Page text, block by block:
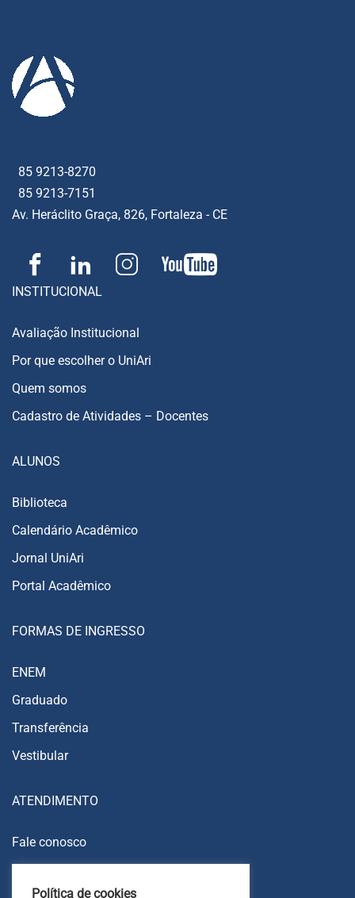
85 9213-8270
85 9213-7151
Av. Heráclito Graça, 826, Fortaleza - CE
INSTITUCIONAL
Avaliação Institucional
Por que escolher o UniAri
Quem somos
Cadastro de Atividades – Docentes
ALUNOS
Biblioteca
Calendário Acadêmico
Jornal UniAri
Portal Acadêmico
FORMAS DE INGRESSO
ENEM
Graduado
Transferência
Vestibular
ATENDIMENTO
Fale conosco
Política de cookies